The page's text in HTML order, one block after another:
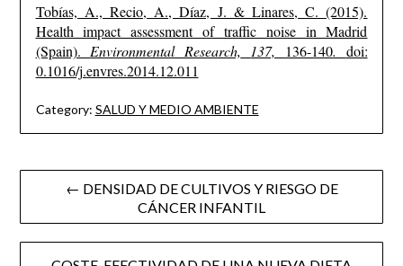
Tobías, A., Recio, A., Díaz, J. & Linares, C. (2015).
Health impact assessment of traffic noise in Madrid
(Spain). Environmental Research, 137, 136-140. doi:
0.1016/j.envres.2014.12.011
Category: SALUD Y MEDIO AMBIENTE
Post ← DENSIDAD DE CULTIVOS Y RIESGO DE
CÁNCER INFANTIL